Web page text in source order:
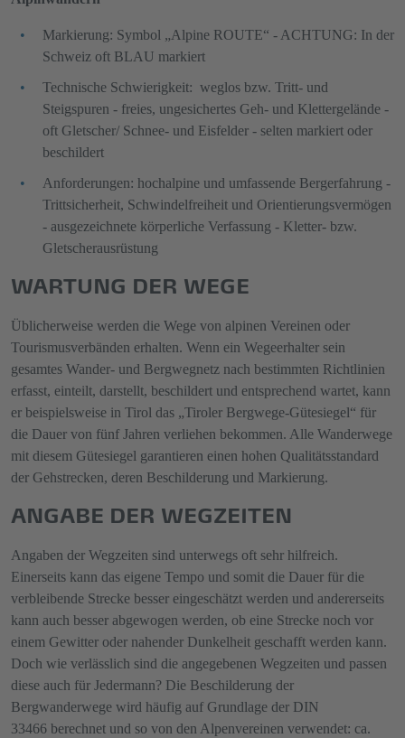
Markierung: Symbol „Alpine ROUTE“ - ACHTUNG: In der
Schweiz oft BLAU markiert
Technische Schwierigkeit: weglos bzw. Tritt- und
Steigspuren - freies, ungesichertes Geh- und Klettergelände -
oft Gletscher/ Schnee- und Eisfelder - selten markiert oder
beschildert
Anforderungen: hochalpine und umfassende Bergerfahrung -
Trittsicherheit, Schwindelfreiheit und Orientierungsvermögen
- ausgezeichnete körperliche Verfassung - Kletter- bzw.
Gletscherausrüstung
WARTUNG DER WEGE
Üblicherweise werden die Wege von alpinen Vereinen oder
Tourismusverbänden erhalten. Wenn ein Wegeerhalter sein
gesamtes Wander- und Bergwegnetz nach bestimmten Richtlinien
erfasst, einteilt, darstellt, beschildert und entsprechend wartet, kann
er beispielsweise in Tirol das „Tiroler Bergwege-Gütesiegel“ für
die Dauer von fünf Jahren verliehen bekommen. Alle Wanderwege
mit diesem Gütesiegel garantieren einen hohen Qualitätsstandard
der Gehstrecken, deren Beschilderung und Markierung.
ANGABE DER WEGZEITEN
Angaben der Wegzeiten sind unterwegs oft sehr hilfreich.
Einerseits kann das eigene Tempo und somit die Dauer für die
verbleibende Strecke besser eingeschätzt werden und andererseits
kann auch besser abgewogen werden, ob eine Strecke noch vor
einem Gewitter oder nahender Dunkelheit geschafft werden kann.
Doch wie verlässlich sind die angegebenen Wegzeiten und passen
diese auch für Jedermann? Die Beschilderung der
Bergwanderwege wird häufig auf Grundlage der DIN
33466 berechnet und so von den Alpenvereinen verwendet: ca.